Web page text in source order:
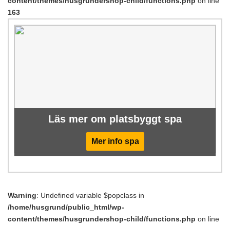
163
Läs mer om platsbyggt spa
Mer info spa
Warning: Undefined variable $popclass in
/home/husgrund/public_html/wp-
content/themes/husgrundershop-child/functions.php on line